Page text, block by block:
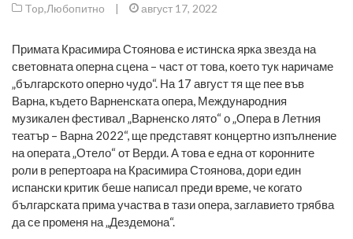
Top,Любопитно | август 17, 2022
Примата Красимира Стоянова е истинска ярка звезда на
световната оперна сцена – част от това, което тук наричаме
„българското оперно чудо“. На 17 август тя ще пее във
Варна, където Варненската опера, Международния
музикален фестивал „Варненско лято“ о „Опера в Летния
театър – Варна 2022“, ще представят концертно изпълнение
на операта „Отело“ от Верди. А това е една от коронните
роли в репертоара на Красимира Стоянова, дори един
испански критик беше написал преди време, че когато
българската прима участва в тази опера, заглавието трябва
да се променя на „Дездемона“.